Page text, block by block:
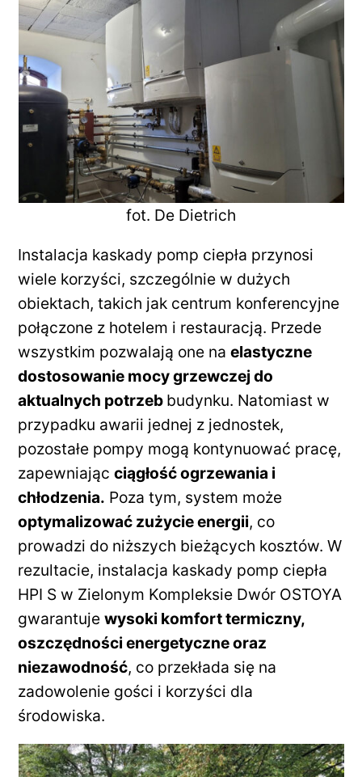
fot. De Dietrich
Instalacja kaskady pomp ciepła przynosi
wiele korzyści, szczególnie w dużych
obiektach, takich jak centrum konferencyjne
połączone z hotelem i restauracją. Przede
wszystkim pozwalają one naelastyczne
dostosowanie mocy grzewczej do
aktualnych potrzeb budynku. Natomiast w
przypadku awarii jednej z jednostek,
pozostałe pompy mogą kontynuować pracę,
zapewniającciągłość ogrzewania i
chłodzenia. Poza tym, system może
optymalizować zużycie energii, co
prowadzi do niższych bieżących kosztów. W
rezultacie, instalacja kaskady pomp ciepła
HPI S w Zielonym Kompleksie Dwór OSTOYA
gwarantujewysoki komfort termiczny,
oszczędności energetyczne oraz
niezawodność, co przekłada się na
zadowolenie gości i korzyści dla
środowiska.